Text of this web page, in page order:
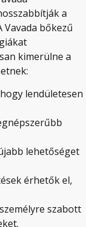
a
Vavada bőkezű
kimerülne a
lendületesen
lehetőséget
érhetők el,
szabott